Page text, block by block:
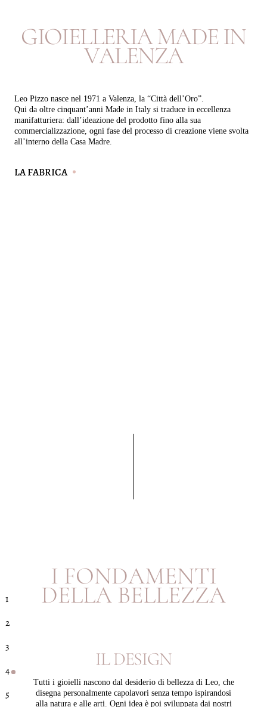
1
2
3
4
5
GIOIELLERIAMADE IN
VALENZA
Leo Pizzo nasce nel 1971 a Valenza, la “Città dell’Oro”.
Qui da oltre cinquant’anni Made in Italy si traduce in eccellenza
manifatturiera: dall’ideazione del prodotto fino alla sua
commercializzazione, ogni fase del processo di creazione viene svolta
all’interno della Casa Madre.
LA FABRICA
I FONDAMENTI
DELLA BELLEZZA
ILDESIGN
Tutti i gioielli nascono dal desiderio di bellezza di Leo, che
disegna personalmente capolavori senza tempo ispirandosi
alla natura e alle arti. Ogni idea è poi sviluppata dai nostri